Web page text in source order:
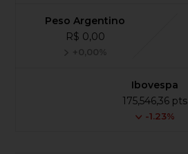
Peso Argentino
R$ 0,00
+0,00%
Ibovespa
175,546,36 pts
-1.23%